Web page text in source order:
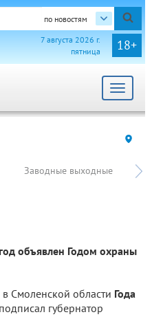
по новостям
18+
7 августа 2026 г.
пятница
Toggle
Заводные выходные
объявлен Годом охраны
Смоленской области Года
подписал губернатор